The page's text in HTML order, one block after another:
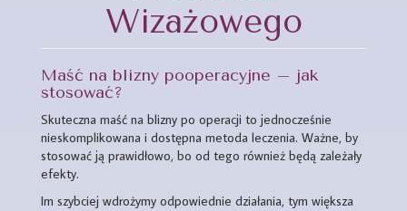
Wizażowego
Maść na blizny pooperacyjne – jak
stosować?
Skuteczna maść na blizny po operacji to jednocześnie
nieskomplikowana i dostępna metoda leczenia. Ważne, by
stosować ją prawidłowo, bo od tego również będą zależały
efekty.
Im szybciej wdrożymy odpowiednie działania, tym większa